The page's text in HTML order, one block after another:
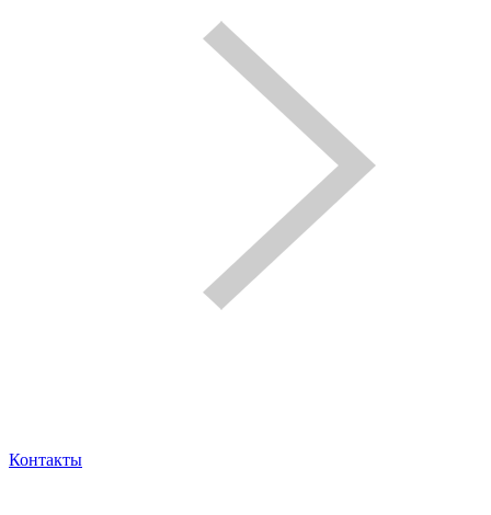
Контакты